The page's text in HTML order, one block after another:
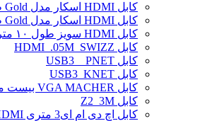
کابل HDMI اسکار مدل Gold طول 3 متر
کابل HDMI اسکار مدل Gold طول 5 متر
کابل HDMI سویز طول ۱۰ متر
کابل HDMI_.05M_SWIZZ
کابل USB3 _ PNET
کابل USB3_KNET
کابل VGA MACHER بیست متری MR 165
کابل Z2_3M
کابل اچ دی ام ای3 متری VENETOLINK HDMI